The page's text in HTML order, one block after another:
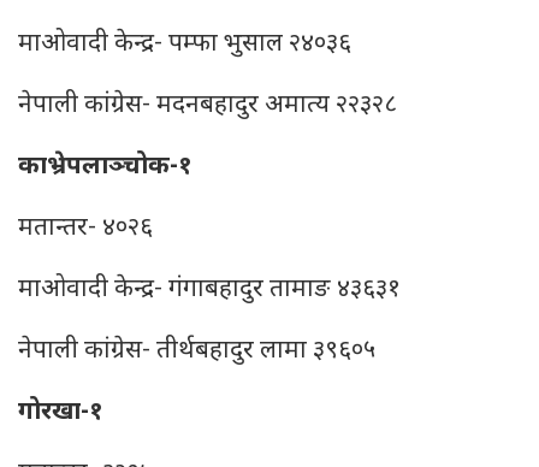
माओवादी केन्द्र- पम्फा भुसाल २४०३६
नेपाली कांग्रेस- मदनबहादुर अमात्य २२३२८
काभ्रेपलाञ्चोक-१
मतान्तर- ४०२६
माओवादी केन्द्र- गंगाबहादुर तामाङ ४३६३१
नेपाली कांग्रेस- तीर्थबहादुर लामा ३९६०५
गोरखा-१